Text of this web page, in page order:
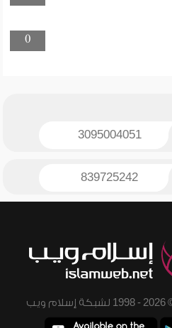
0
3095004051
839725242